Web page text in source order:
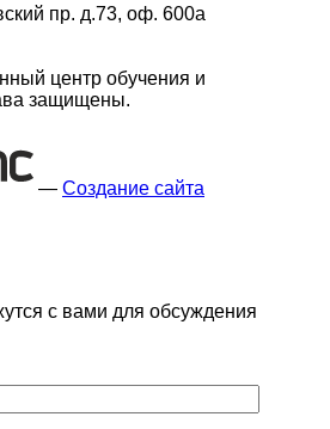
пр. д.73, оф. 600а
центр обучения и
защищены.
— Создание сайта
с вами для обсуждения